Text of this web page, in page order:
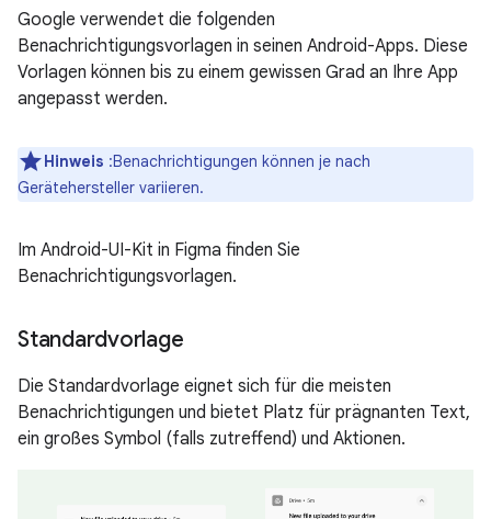
Google verwendet die folgenden
Benachrichtigungsvorlagen in seinen Android-Apps. Diese
Vorlagen können bis zu einem gewissen Grad an Ihre App
angepasst werden.
Hinweis :Benachrichtigungen können je nach
Gerätehersteller variieren.
Im Android-UI-Kit in Figma finden Sie
Benachrichtigungsvorlagen.
Standardvorlage
Die Standardvorlage eignet sich für die meisten
Benachrichtigungen und bietet Platz für prägnanten Text,
ein großes Symbol (falls zutreffend) und Aktionen.